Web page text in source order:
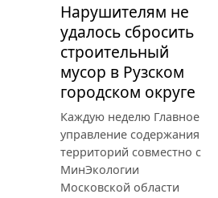
Нарушителям не
удалось сбросить
строительный
мусор в Рузском
городском округе
Каждую неделю Главное
управление содержания
территорий совместно с
МинЭкологии
Московской области